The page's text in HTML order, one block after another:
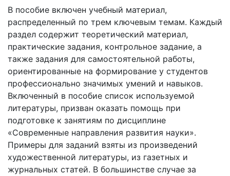
В пособие включен учебный материал,
распределенный по трем ключевым темам. Каждый
раздел содержит теоретический материал,
практические задания, контрольное задание, а
также задания для самостоятельной работы,
ориентированные на формирование у студентов
профессионально значимых умений и навыков.
Включенный в пособие список используемой
литературы, призван оказать помощь при
подготовке к занятиям по дисциплине
«Современные направления развития науки».
Примеры для заданий взяты из произведений
художественной литературы, из газетных и
журнальных статей. В большинстве случае за